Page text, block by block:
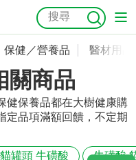
魚油 幼兒米餅 貓砂
保健／營養品 醫材用品
關商品
健保養品都在大樹健康購
定品項滿額回饋，不定期
貓罐頭 牛磺酸 牛磺酸